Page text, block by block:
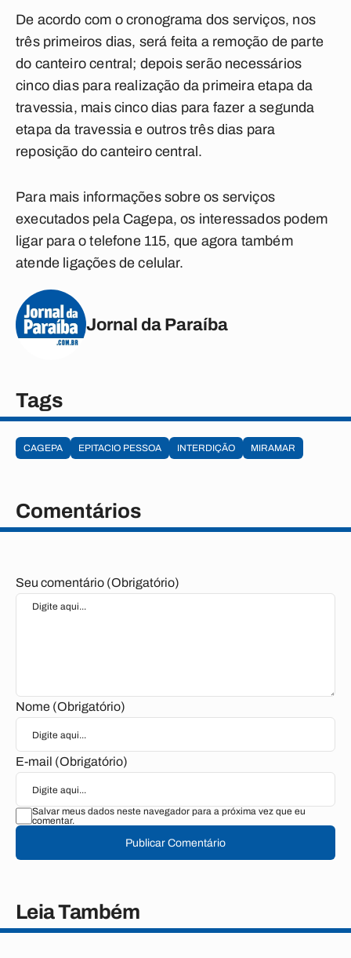
De acordo com o cronograma dos serviços, nos
três primeiros dias, será feita a remoção de parte
do canteiro central; depois serão necessários
cinco dias para realização da primeira etapa da
travessia, mais cinco dias para fazer a segunda
etapa da travessia e outros três dias para
reposição do canteiro central.
Para mais informações sobre os serviços
executados pela Cagepa, os interessados podem
ligar para o telefone 115, que agora também
atende ligações de celular.
Jornal da Paraíba
Tags
CAGEPA EPITACIO PESSOA INTERDIÇÃO MIRAMAR
Comentários
Seu comentário (Obrigatório)
Nome (Obrigatório)
E-mail (Obrigatório)
Salvar meus dados neste navegador para a próxima vez que eu
comentar.
Publicar Comentário
Leia Também